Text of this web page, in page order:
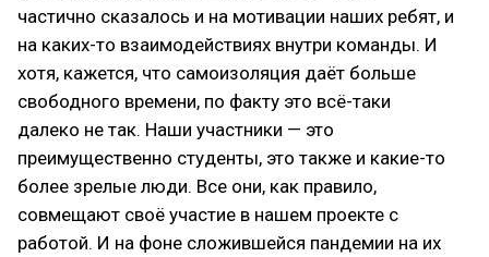
частично сказалось и на мотивации наших ребят, и
на каких-то взаимодействиях внутри команды. И
хотя, кажется, что самоизоляция даёт больше
свободного времени, по факту это всё-таки
далеко не так. Наши участники — это
преимущественно студенты, это также и какие-то
более зрелые люди. Все они, как правило,
совмещают своё участие в нашем проекте с
работой. И на фоне сложившейся пандемии на их